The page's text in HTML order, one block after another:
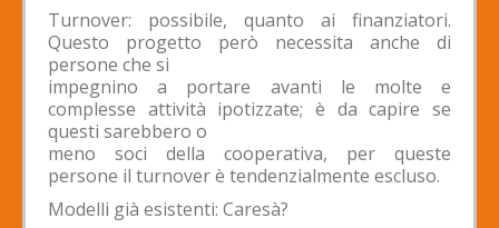
Turnover: possibile, quanto ai finanziatori.
Questo progetto però necessita anche di
persone che si
impegnino a portare avanti le molte e
complesse attività ipotizzate; è da capire se
questi sarebbero o
meno soci della cooperativa, per queste
persone il turnover è tendenzialmente escluso.
Modelli già esistenti: Caresà?